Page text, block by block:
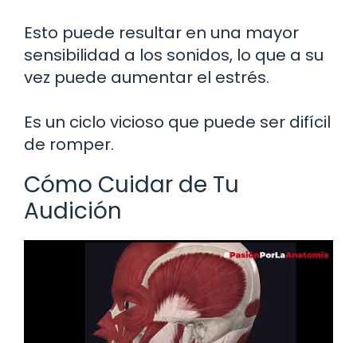
Esto puede resultar en una mayor
sensibilidad a los sonidos, lo que a su
vez puede aumentar el estrés.
Es un ciclo vicioso que puede ser difícil
de romper.
Cómo Cuidar de Tu
Audición